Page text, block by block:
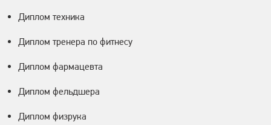
Диплом техника
Диплом тренера по фитнесу
Диплом фармацевта
Диплом фельдшера
Диплом физрука